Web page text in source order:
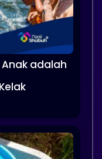
Anak adalah